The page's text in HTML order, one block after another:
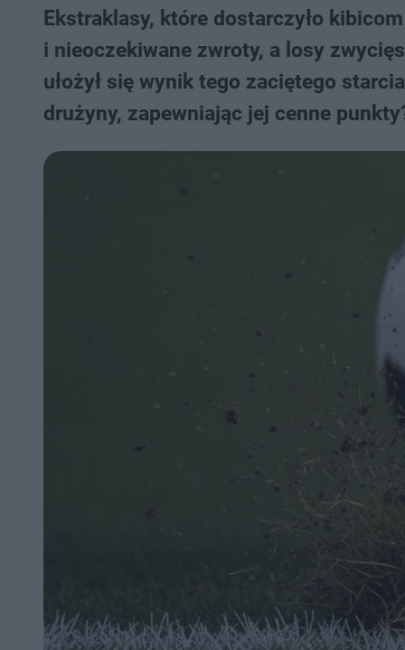
Ekstraklasy, które dostarczyło
i nieoczekiwane zwroty, a losy
ułożył się wynik tego zaciętego
drużyny, zapewniając jej cenne